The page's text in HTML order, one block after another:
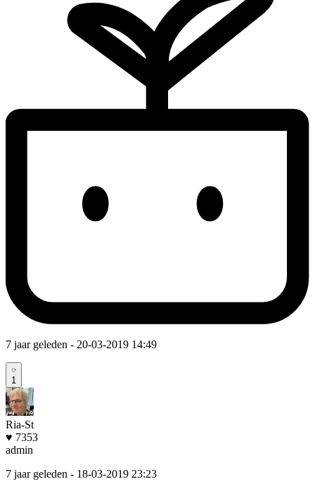
7 jaar geleden - 20-03-2019 14:49
1
Ria-St
♥ 7353
admin
7 jaar geleden - 18-03-2019 23:23